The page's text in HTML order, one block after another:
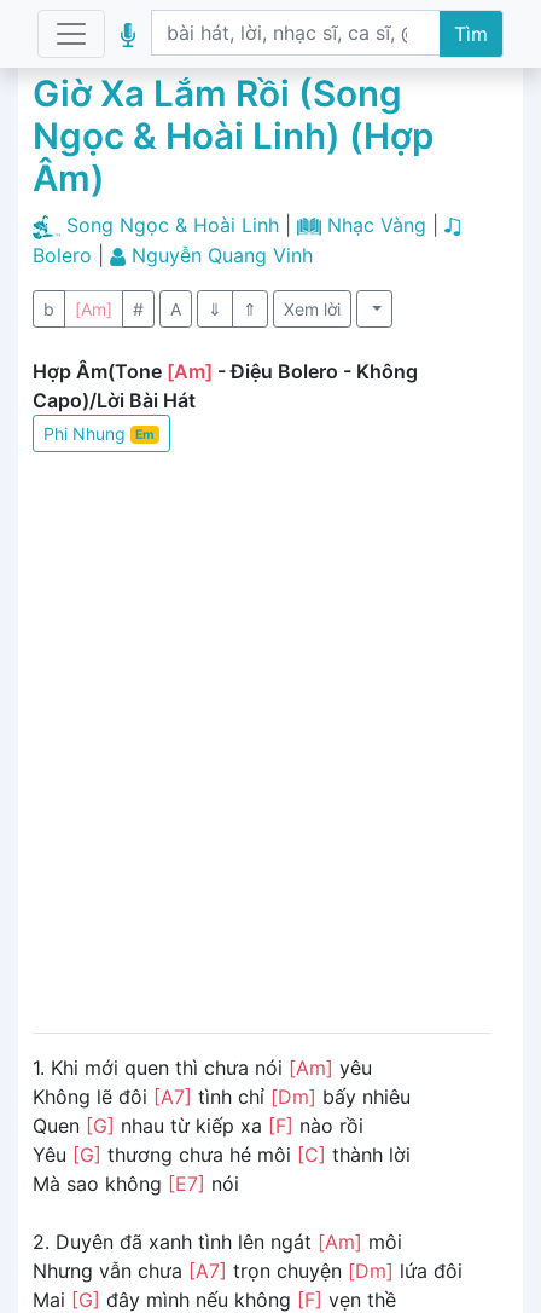
Tìm
Giờ Xa Lắm Rồi (Song
Ngọc & Hoài Linh) (Hợp
Âm)
Song Ngọc & Hoài Linh Nhạc Vàng
Bolero
Nguyễn Quang Vinh
b [Am] # A ⇓ ⇑ Xem lời
Hợp Âm(Tone [Am] - Điệu Bolero - Không
Capo)/Lời Bài Hát
Phi Nhung Em
1. Khi mới quen thì chưa nói [Am] yêu
Không lẽ đôi [A7] tình chỉ [Dm] bấy nhiêu
Quen [G] nhau từ kiếp xa [F] nào rồi
Yêu [G] thương chưa hé môi [C] thành lời
Mà sao không [E7] nói
2. Duyên đã xanh tình lên ngát [Am] môi
Nhưng vẫn chưa [A7] trọn chuyện [Dm] lứa đôi
Mai [G] đây mình nếu không [F] vẹn thề